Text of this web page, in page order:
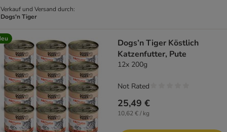
Verkauf und Versand durch:
Dogs'n Tiger
Dogs’n Tiger Köstlich
Katzenfutter, Pute
12x 200g
25,49 €
10,62 € / kg
Not Rated